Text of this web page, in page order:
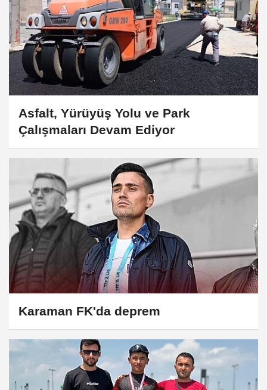
Asfalt, Yürüyüş Yolu ve Park
Çalışmaları Devam Ediyor
Karaman FK'da deprem